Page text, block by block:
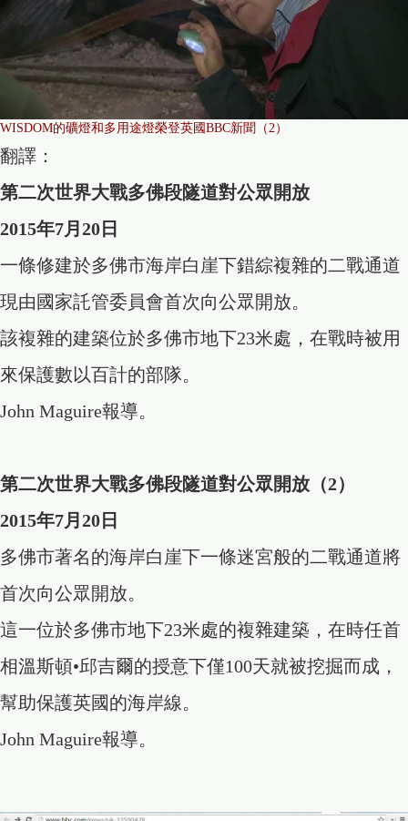
WISDOM的礦燈和多用途燈榮登英國BBC新聞（2）
翻譯：
第二次世界大戰多佛段隧道對公眾開放
2015年7月20日
一條修建於多佛市海岸白崖下錯綜複雜的二戰通道
現由國家託管委員會首次向公眾開放。
該複雜的建築位於多佛市地下23米處，在戰時被用
來保護數以百計的部隊。
John Maguire報導。
第二次世界大戰多佛段隧道對公眾開放（2）
2015年7月20日
多佛市著名的海岸白崖下一條迷宮般的二戰通道將
首次向公眾開放。
這一位於多佛市地下23米處的複雜建築，在時任首
相溫斯頓•邱吉爾的授意下僅100天就被挖掘而成，
幫助保護英國的海岸線。
John Maguire報導。